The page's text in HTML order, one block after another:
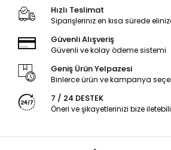
Hızlı Teslimat
Siparişleriniz en kısa sürede
Güvenli Alışveriş
Güvenli ve kolay ödeme sistemi
Geniş Ürün Yelpazesi
Binlerce ürün ve kampanya
7 / 24 DESTEK
Öneri ve şikayetlerinizi bize